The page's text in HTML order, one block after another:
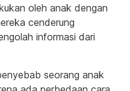
oleh anak dengan
cenderung
informasi dari
seorang anak